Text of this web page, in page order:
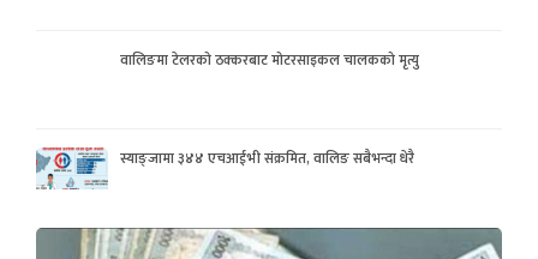
वालिङमा टेलरको ठक्करबाट मोटरसाइकल चालकको मृत्यु
स्याङ्जामा ३४४ एचआईभी संक्रमित, वालिङ सबैभन्दा धेरै